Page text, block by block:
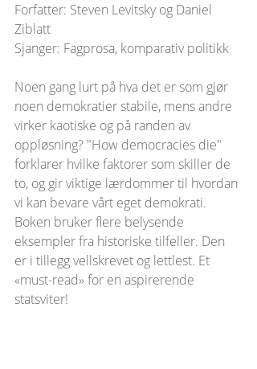
Forfatter: Steven Levitsky og Daniel
Ziblatt
Sjanger: Fagprosa, komparativ politikk
Noen gang lurt på hva det er som gjør
noen demokratier stabile, mens andre
virker kaotiske og på randen av
oppløsning? "How democracies die"
forklarer hvilke faktorer som skiller de
to, og gir viktige lærdommer til hvordan
vi kan bevare vårt eget demokrati.
Boken bruker flere belysende
eksempler fra historiske tilfeller. Den
er i tillegg vellskrevet og lettlest. Et
«must-read» for en aspirerende
statsviter!